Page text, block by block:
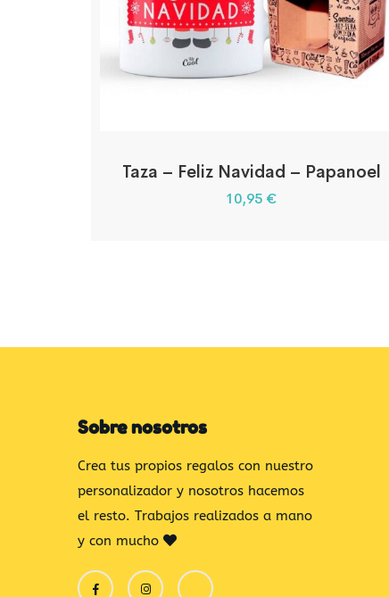
Taza – Feliz Navidad – Papanoel
10,95 €
Sobre nosotros
Crea tus propios regalos con nuestro
personalizador y nosotros hacemos
el resto. Trabajos realizados a mano
y con mucho